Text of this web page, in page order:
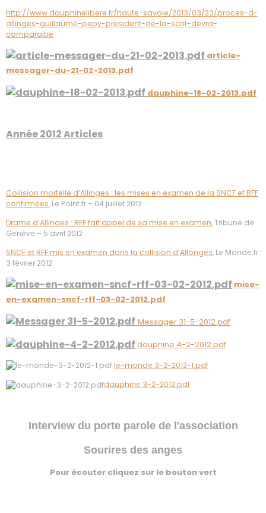
http://www.dauphinelibere.fr/haute-savoie/2013/03/23/proces-d-
allinges-guillaume-pepy-president-de-la-scnf-devra-
comparaitre
article-
messager-du-21-02-2013.pdf
dauphine-18-02-2013.pdf
Année 2012 Articles
Collision mortelle d’Allinges : les mises en examen de la SNCF et RFF
confirmées, Le Point.fr – 04 juillet 2012
Drame d’Allinges : RFF fait appel de sa mise en examen, Tribune de
Genève – 5 avril 2012
SNCF et RFF mis en examen dans la collision d’Allonges, Le Monde.fr
3 février 2012
mise-
en-examen-sncf-rff-03-02-2012.pdf
Messager 31-5-2012.pdf
dauphine 4-2-2012.pdf
le-monde 3-2-2012-1.pdf
dauphine 3-2-2012.pdf
Interview du porte parole de l'association
Sourires des anges
Pour écouter cliquez sur le bouton vert